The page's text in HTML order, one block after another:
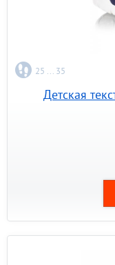
25 ... 35
Детская